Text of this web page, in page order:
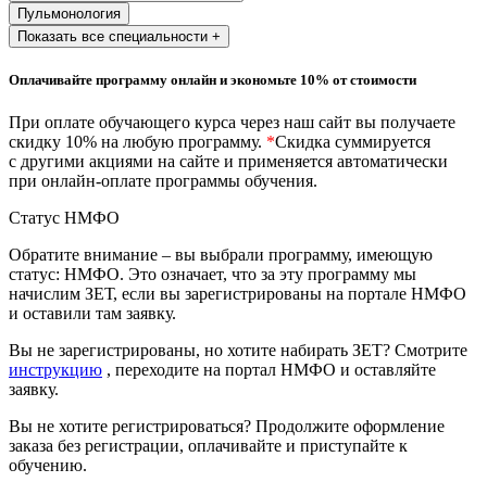
Техносферная безопасность и
Экологическая безопасность в
промышленности
Управление охраной труда.
Допуски
Безопасность труда
Экономика и управление
Управление производством
общественного питания в
организации
Пульмонология
Показать все специальности +
Оплачивайте программу онлайн и экономьте 10% от стоимости
При оплате обучающего курса через наш сайт вы получаете
скидку 10% на любую программу. *Скидка суммируется
с другими акциями на сайте и применяется автоматически
при онлайн-оплате программы обучения.
Статус НМФО
Обратите внимание – вы выбрали программу, имеющую
статус: НМФО. Это означает, что за эту программу мы
начислим ЗЕТ, если вы зарегистрированы на портале НМФО
и оставили там заявку.
Вы не зарегистрированы, но хотите набирать ЗЕТ? Смотрите
инструкцию , переходите на портал НМФО и оставляйте
заявку.
Вы не хотите регистрироваться? Продолжите оформление
заказа без регистрации, оплачивайте и приступайте к
обучению.